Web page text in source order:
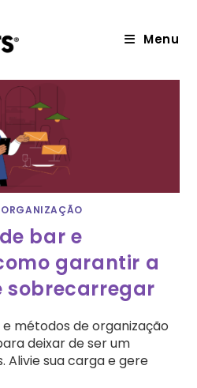
Menu
ORGANIZAÇÃO
bar e
garantir a
sobrecarregar
métodos de organização
deixar de ser um
Alivie sua carga e gere